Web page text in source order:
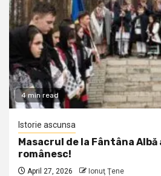
4 min read
Istorie ascunsa
Masacrul de la Fântâna
românesc!
April 27, 2026 Ionuţ Ţene